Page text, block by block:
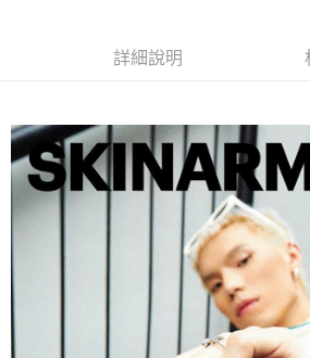
後付繳納相關費用。
【注意事項】
１．透過由恩沛科技股份有限公司提供之「
易，需依本服務之必要範圍內提供個人資料，並
權轉讓予恩沛科技股份有限公司。
２．關於個人資料處理事宜，請瀏覽以下網址：
https://aftee.tw/terms/#terms3
３．未成年的使用者請事先徵得法定代理人或監
「AFTEE先享後付」，若未經同意申辦者引起之
４．使用「AFTEE先享後付」時，將依據個別帳
時審查核予不同之上限額度；若仍有額度不足之
宅配
每筆NT$80，滿NT$699(含以上)免運費
詳細說明